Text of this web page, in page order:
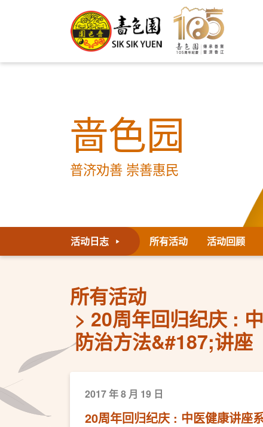
啬色园
普济劝善 崇善惠民
活动日志 所有活动 活动回顾
所有活动
20周年回归纪庆 :
防治方法&#187;讲座
2017 年 8 月 19 日
20周年回归纪庆 : 中医健康讲座